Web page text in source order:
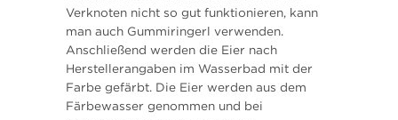
Verknoten nicht so gut funktionieren, kann
man auch Gummiringerl verwenden.
Anschließend werden die Eier nach
Herstellerangaben im Wasserbad mit der
Farbe gefärbt. Die Eier werden aus dem
Färbewasser genommen und bei